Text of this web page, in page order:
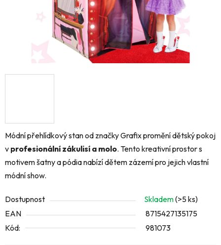
Módní přehlídkový stan od značky Grafix promění dětský pokoj
v profesionální zákulisí a molo. Tento kreativní prostor s
motivem šatny a pódia nabízí dětem zázemí pro jejich vlastní
módní show.
Dostupnost Skladem(>5 ks)
EAN
8715427135175
Kód:
981073